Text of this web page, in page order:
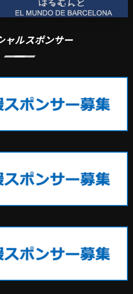
ャルスポンサー